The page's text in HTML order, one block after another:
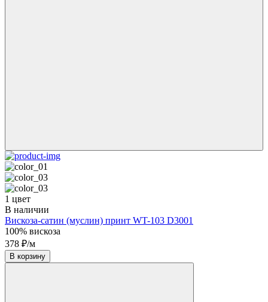
1 цвет
В наличии
Вискоза-сатин (муслин) принт WT-103 D3001
100% вискоза
378 ₽/м
В корзину